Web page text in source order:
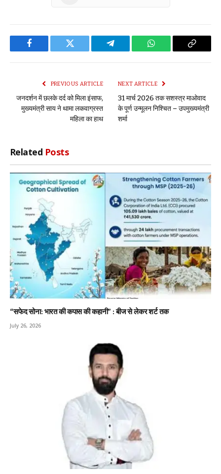
Facebook Twitter Telegram WhatsApp Copy
PREVIOUS ARTICLE
जनदर्शन में छलके दर्द को मिला इंसाफ,
मुख्यमंत्री साय ने थामा लकवाग्रस्त
महिला का हाथ
NEXT ARTICLE
31 मार्च 2026 तक सशस्त्र माओवाद
के पूर्ण उन्मूलन निश्चित – उपमुख्यमंत्री
शर्मा
Related Posts
“सफेद सोना: भारत की कपास की कहानी” : बीज से लेकर शर्ट तक
July 26, 2026